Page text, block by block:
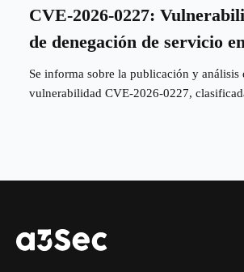
CVE-2026-0227:
de denegación de servicio
Se informa sobre la publicación y análisis
vulnerabilidad CVE-2026-0227,